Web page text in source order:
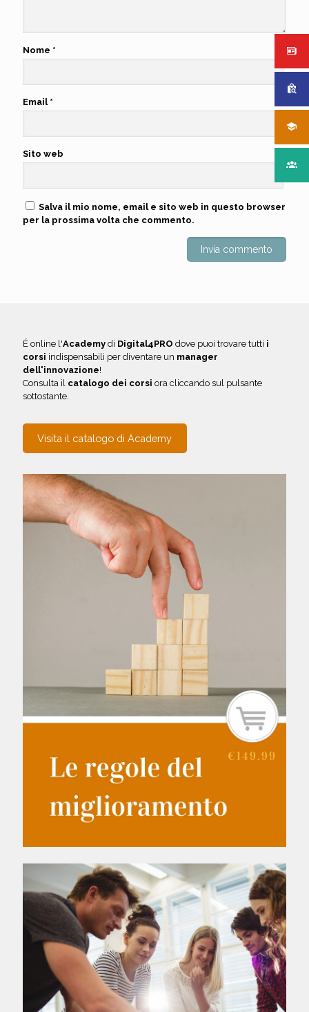
Nome *
Email *
Sito web
Salva il mio nome, email e sito web in questo browser
per la prossima volta che commento.
É online l'Academy di Digital4PRO dove puoi trovare tutti i
corsi indispensabili per diventare un manager
dell'innovazione!
Consulta il catalogo dei corsi ora cliccando sul pulsante
sottostante.
Visita il catalogo di Academy